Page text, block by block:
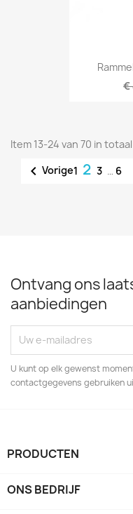
€
Item 13-24 van 70 in
 Vorige1 2 3 … 6
Ontvang ons
aanbiedingen
U kunt op elk gewenst
contactgegevens gebruiken
PRODUCTEN
ONS BEDRIJF